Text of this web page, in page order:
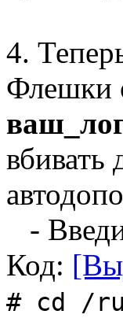
4.
Флешки
вбивать
-
Код:
# cd /